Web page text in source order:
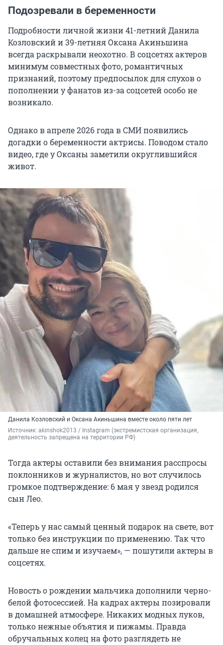
Подозревали в беременности
Подробности личной жизни 41-летний Данила
Козловский и 39-летняя Оксана Акиньшина
всегда раскрывали неохотно. В соцсетях актеров
минимум совместных фото, романтичных
признаний, поэтому предпосылок для слухов о
пополнении у фанатов из-за соцсетей особо не
возникало.
Однако в апреле 2026 года в СМИ появились
догадки о беременности актрисы. Поводом стало
видео, где у Оксаны заметили округлившийся
живот.
Данила Козловский и Оксана Акиньшина вместе около пяти лет
Источник: akinshok2013 / Instagram (экстремистская организация,
деятельность запрещена на территории РФ)
Тогда актеры оставили без внимания расспросы
поклонников и журналистов, но вот случилось
громкое подтверждение: 6 мая у звезд родился
сын Лео.
«Теперь у нас самый ценный подарок на свете, вот
только без инструкции по применению. Так что
дальше не спим и изучаем», — пошутили актеры в
соцсетях.
Новость о рождении мальчика дополнили черно-
белой фотосессией. На кадрах актеры позировали
в домашней атмосфере. Никаких модных луков,
только нежные объятия и пижамы. Правда
обручальных колец на фото разглядеть не